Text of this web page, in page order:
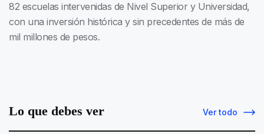
82 escuelas intervenidas de Nivel Superior y Universidad,
con una inversión histórica y sin precedentes de más de
mil millones de pesos.
Lo que debes ver Ver todo